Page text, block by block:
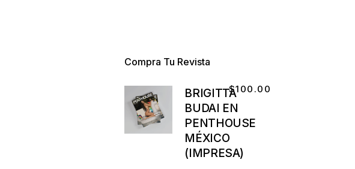
Compra Tu Revista
BRIGITTA
BUDAI EN
PENTHOUSE
MÉXICO
(IMPRESA)
$100.00